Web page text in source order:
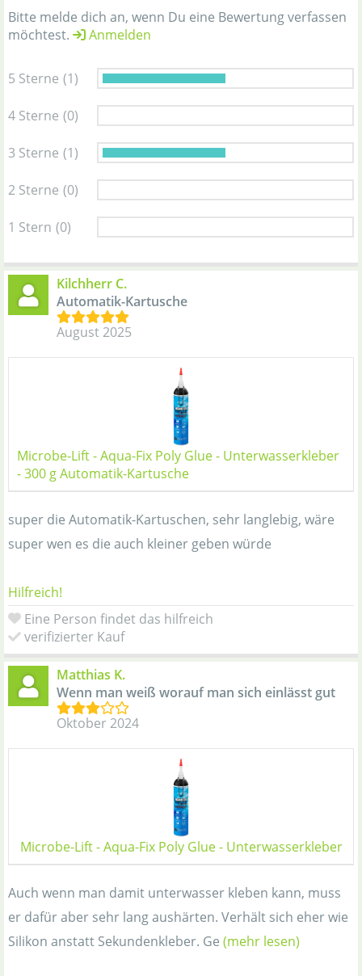
Bitte melde dich an, wenn Du eine Bewertung verfassen
möchtest.
Anmelden
5 Sterne (1)
4 Sterne (0)
3 Sterne (1)
2 Sterne (0)
1 Stern (0)
Kilchherr C.
Automatik-Kartusche
August 2025
Microbe-Lift - Aqua-Fix Poly Glue - Unterwasserkleber
- 300 g Automatik-Kartusche
super die Automatik-Kartuschen, sehr langlebig, wäre
super wen es die auch kleiner geben würde
Hilfreich!
Eine Person findet das hilfreich
verifizierter Kauf
Matthias K.
Wenn man weiß worauf man sich einlässt gut
Oktober 2024
Microbe-Lift - Aqua-Fix Poly Glue - Unterwasserkleber
Auch wenn man damit unterwasser kleben kann, muss
er dafür aber sehr lang aushärten. Verhält sich eher wie
Silikon anstatt Sekundenkleber. Ge (mehr lesen)